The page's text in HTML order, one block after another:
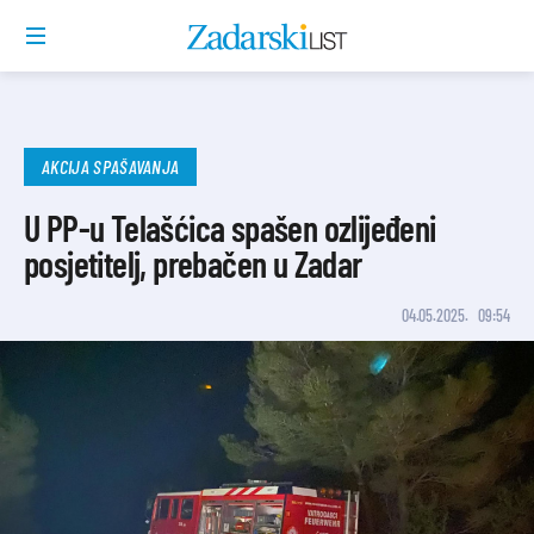
AKCIJA SPAŠAVANJA
U PP-u Telašćica spašen ozlijeđeni
posjetitelj, prebačen u Zadar
04.05.2025. 09:54